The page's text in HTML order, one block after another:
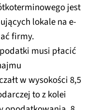
jest
lokale na e-
firmy.
musi płacić
w wysokości 8,5
to z kolei